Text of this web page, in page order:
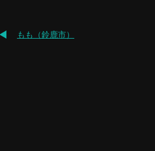
もも（鈴鹿市）